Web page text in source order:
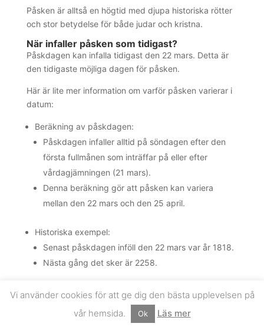
Påsken är alltså en högtid med djupa historiska rötter
och stor betydelse för både judar och kristna.
När infaller påsken som tidigast?
Påskdagen kan infalla tidigast den 22 mars. Detta är
den tidigaste möjliga dagen för påsken.
Här är lite mer information om varför påsken varierar i
datum:
Beräkning av påskdagen:
Påskdagen infaller alltid på söndagen efter den
första fullmånen som inträffar på eller efter
vårdagjämningen (21 mars).
Denna beräkning gör att påsken kan variera
mellan den 22 mars och den 25 april.
Historiska exempel:
Senast påskdagen inföll den 22 mars var år 1818.
Nästa gång det sker är 2258.
Påsken är en av de viktigaste högtiderna inom
Vi använder cookies för att ge dig den bästa upplevelsen på
vår hemsida.
Ok Läs mer